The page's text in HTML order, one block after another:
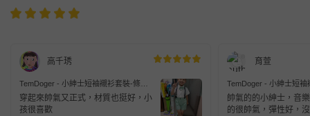
高千琇
TemDoger - 小紳士短袖襯衫套裝-條紋
背帶+蝴蝶結-淺綠色
穿起來帥氣又正式，材質也挺好，小
孩很喜歡
育萱
TemDoger - 小紳士短袖
背帶+蝴蝶結-淺綠色
帥氣的的小紳士，音
的很帥氣，彈性好，